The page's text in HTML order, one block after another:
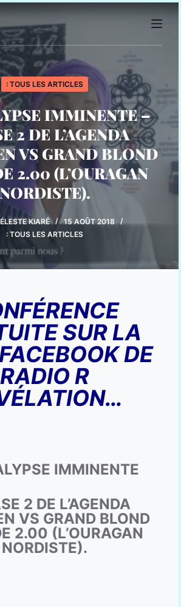
: TOUS LES ARTICLES
IMMINENTE –
2 DE L’AGENDA
VS GRAND BLOND
2.00 (L’OURAGAN
NORDISTE).
KIARÊ
15 AOÛT 2018
: TOUS LES ARTICLES
SUR LA
DE
RADIO R
IMMINENTE
2 DE L’AGENDA
VS GRAND BLOND
2.00 (L’OURAGAN
NORDISTE).